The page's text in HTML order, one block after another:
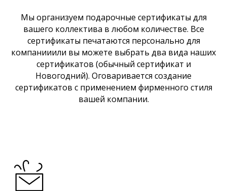
Мы организуем подарочные сертификаты для
вашего коллектива в любом количестве. Все
сертификаты печатаются персонально для
компанииили вы можете выбрать два вида наших
сертификатов (обычный сертификат и
Новогодний). Оговаривается создание
сертификатов с применением фирменного стиля
вашей компании.